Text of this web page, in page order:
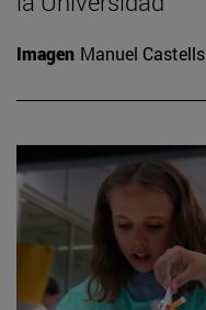
Imagen Manuel Castells